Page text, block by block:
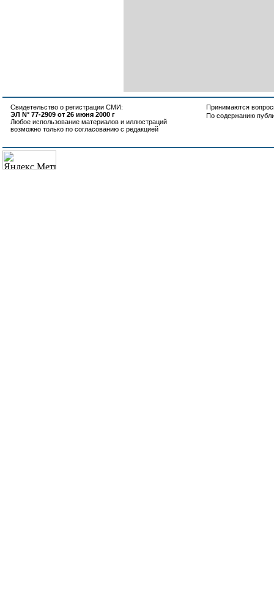
Свидетельство о регистрации СМИ:
ЭЛ N° 77-2909 от 26 июня 2000 г
Любое использование материалов и иллюстраций
возможно только по согласованию с редакцией
Принимаются
По содержанию